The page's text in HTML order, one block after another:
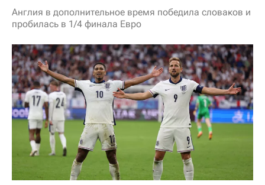
Англия в дополнительное время победила словаков и
пробилась в 1/4 финала Евро